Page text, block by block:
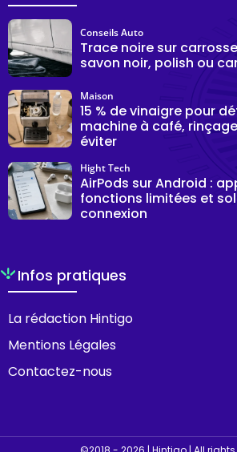
Trace noire sur
savon noir, polish ou
Conseils Auto
15 % de vinaigre pour
machine à café,
éviter
Maison
AirPods sur Android :
fonctions limitées et
connexion
Hight Tech
Infos pratiques
La rédaction Hintigo
Mentions Légales
Contactez-nous